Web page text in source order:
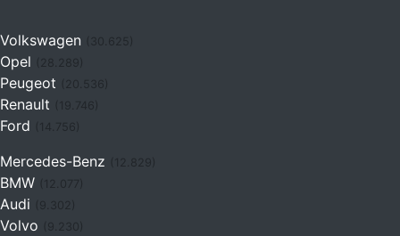
Volkswagen (30.625)
Opel
Peugeot (20.536)
Renault (19.746)
Ford (14.756)
Mercedes-Benz
BMW
Audi
Volvo